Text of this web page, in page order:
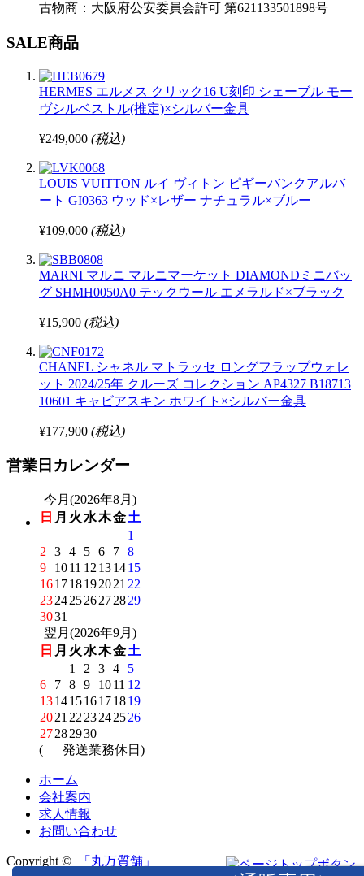
古物商：大阪府公安委員会許可 第621133501898号
SALE商品
HERMES エルメス クリック16 U刻印 シェーブル モー
ヴシルベストル(推定)×シルバー金具
¥249,000 (税込)
LOUIS VUITTON ルイ ヴィトン ピギーバンクアルバ
ート GI0363 ウッド×レザー ナチュラル×ブルー
¥109,000 (税込)
MARNI マルニ マルニマーケット DIAMONDミニバッ
グ SHMH0050A0 テックウール エメラルド×ブラック
¥15,900 (税込)
CHANEL シャネル マトラッセ ロングフラップウォレ
ット 2024/25年 クルーズ コレクション AP4327 B18713
10601 キャビアスキン ホワイト×シルバー金具
¥177,900 (税込)
営業日カレンダー
今月(2026年8月)
日 月 火 水木金土
1
2
3 4 5 6 7 8
9
1011 12 131415
161718192021 22
23242526272829
3031
翌月(2026年9月)
日 月 火 水木金土
1
2 3 4
5
6
7 8 9 1011 12
13141516171819
2021 22 23242526
27282930
(
発送業務休日)
ホーム
会社案内
求人情報
お問い合わせ
Copyright © 「丸万質舗」